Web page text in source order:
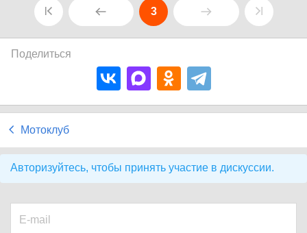
3
Поделиться
Мотоклуб
Авторизуйтесь, чтобы принять участие в дискуссии.